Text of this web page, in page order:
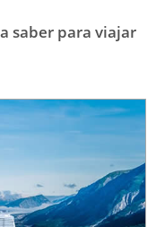
saber para viajar